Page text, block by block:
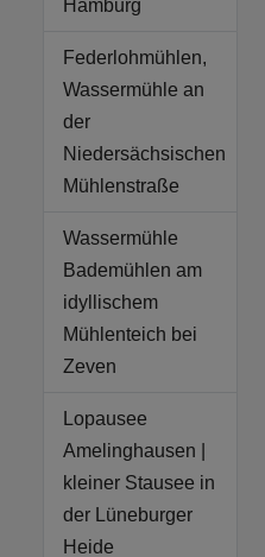
Hamburg
Federlohmühlen,
Wassermühle an
der
Niedersächsischen
Mühlenstraße
Wassermühle
Bademühlen am
idyllischem
Mühlenteich bei
Zeven
Lopausee
Amelinghausen |
kleiner Stausee in
der Lüneburger
Heide